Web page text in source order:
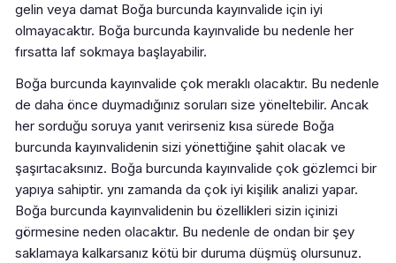
gelin veya damat Boğa burcunda kayınvalide için iyi
olmayacaktır. Boğa burcunda kayınvalide bu nedenle her
fırsatta laf sokmaya başlayabilir.
Boğa burcunda kayınvalide çok meraklı olacaktır. Bu nedenle
de daha önce duymadığınız soruları size yöneltebilir. Ancak
her sorduğu soruya yanıt verirseniz kısa sürede Boğa
burcunda kayınvalidenin sizi yönettiğine şahit olacak ve
şaşırtacaksınız. Boğa burcunda kayınvalide çok gözlemci bir
yapıya sahiptir. ynı zamanda da çok iyi kişilik analizi yapar.
Boğa burcunda kayınvalidenin bu özellikleri sizin içinizi
görmesine neden olacaktır. Bu nedenle de ondan bir şey
saklamaya kalkarsanız kötü bir duruma düşmüş olursunuz.